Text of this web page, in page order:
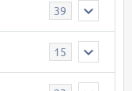
39
15